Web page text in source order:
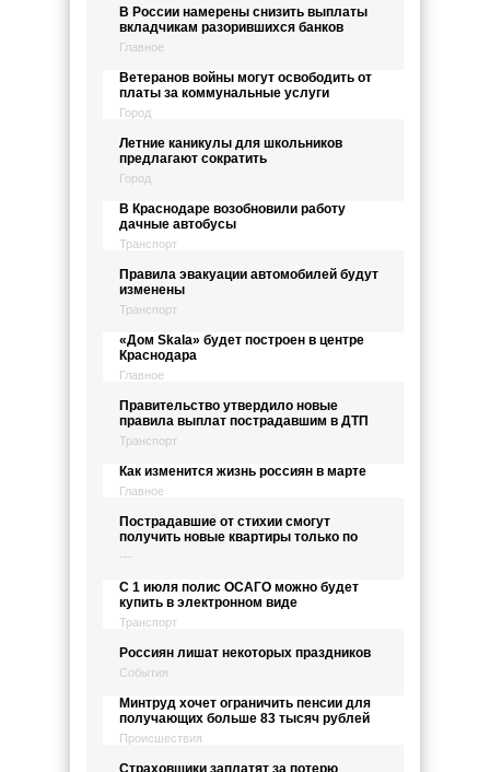
В России намерены снизить выплаты
вкладчикам разорившихся банков
Главное
Ветеранов войны могут освободить от
платы за коммунальные услуги
Город
Летние каникулы для школьников
предлагают сократить
Город
В Краснодаре возобновили работу
дачные автобусы
Транспорт
Правила эвакуации автомобилей будут
изменены
Транспорт
«Дом Skala» будет построен в центре
Краснодара
Главное
Правительство утвердило новые
правила выплат пострадавшим в ДТП
Транспорт
Как изменится жизнь россиян в марте
Главное
Пострадавшие от стихии смогут
получить новые квартиры только по
---
С 1 июля полис ОСАГО можно будет
купить в электронном виде
Транспорт
Россиян лишат некоторых праздников
События
Минтруд хочет ограничить пенсии для
получающих больше 83 тысяч рублей
Происшествия
Страховщики заплатят за потерю